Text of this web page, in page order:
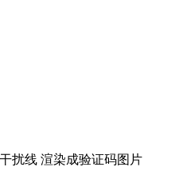
扰线 渲染成验证码图片